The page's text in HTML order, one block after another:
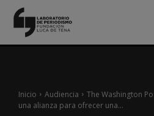
Inicio Audiencia
The Washington
una alianza para ofrecer una...